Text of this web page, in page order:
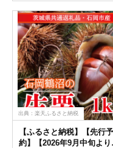
出典：楽天ふるさと納税
【ふるさと納税】【先行予
約】【2026年9月中旬より